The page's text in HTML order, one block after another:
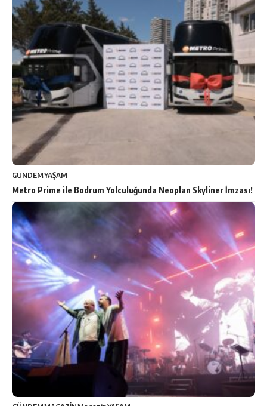
GÜNDEMYAŞAM
Metro Prime ile Bodrum Yolculuğunda Neoplan Skyliner İmzası!